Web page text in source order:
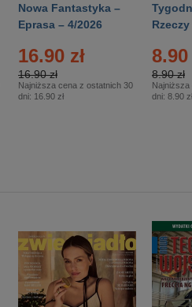
Nowa Fantastyka –
Eprasa – 4/2026
16.90 zł
16.90 zł
Najniższa cena z ostatnich 30
dni: 16.90 zł
8.90
8.90 zł
dni: 8.90 zł